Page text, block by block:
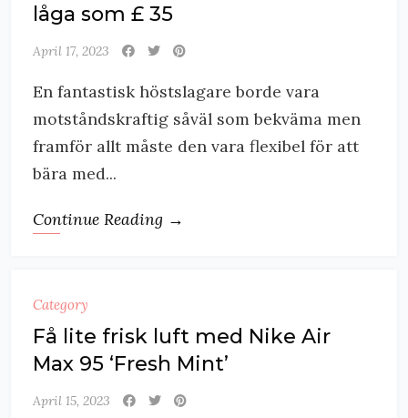
låga som £ 35
April 17, 2023
En fantastisk höstslagare borde vara
motståndskraftig såväl som bekväma men
framför allt måste den vara flexibel för att
bära med...
Continue Reading →
Category
Få lite frisk luft med Nike Air
Max 95 ‘Fresh Mint’
April 15, 2023